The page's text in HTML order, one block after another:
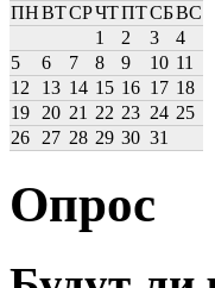
ПНВТСРЧТПТСБВС
1
2 3
4
5
6 7 8 9 10 11
12
13 14 15 16 17 18
19
20 21 22 23 24 25
26
27 28 29 30 31
Опрос